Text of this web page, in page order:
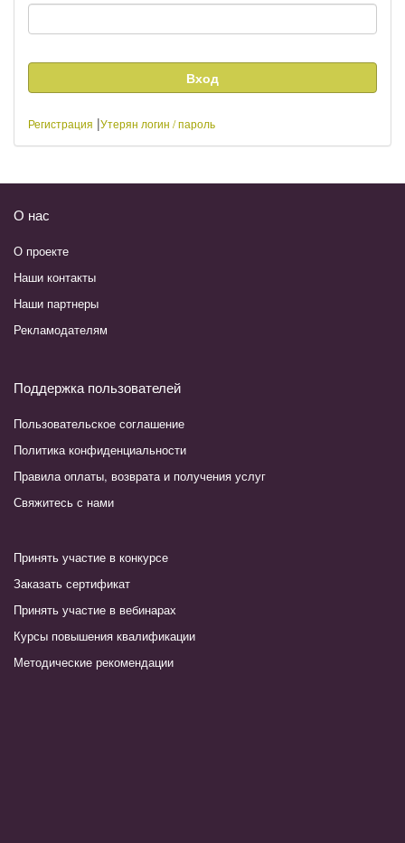
Регистрация |Утерян логин / пароль
О нас
О проекте
Наши контакты
Наши партнеры
Рекламодателям
Поддержка пользователей
Пользовательское соглашение
Политика конфиденциальности
Правила оплаты, возврата и получения услуг
Свяжитесь с нами
Принять участие в конкурсе
Заказать сертификат
Принять участие в вебинарах
Курсы повышения квалификации
Методические рекомендации